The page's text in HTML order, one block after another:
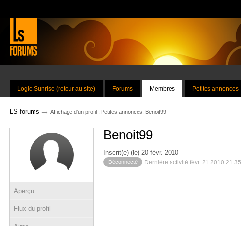
Logic-Sunrise (retour au site) Forums Membres Petites annonces
LS forums → Affichage d'un profil : Petites annonces: Benoit99
Aperçu
Flux du profil
Benoit99
Inscrit(e) (le) 20 févr. 2010
Déconnecté Dernière activité févr. 21 2010 21:35